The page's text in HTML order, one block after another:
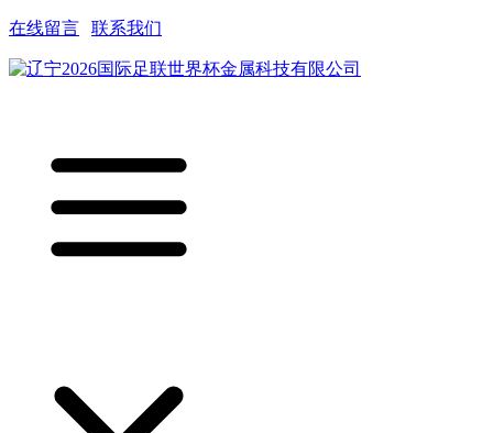
在线留言 联系我们